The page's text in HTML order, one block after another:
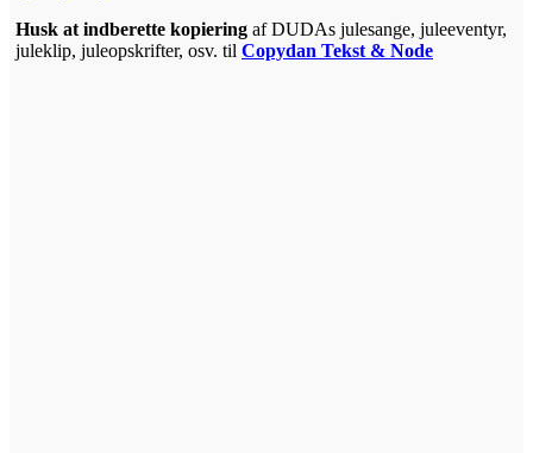
Husk at indberette kopiering af DUDAs julesange, juleeventyr,
juleklip, juleopskrifter, osv. til Copydan Tekst & Node